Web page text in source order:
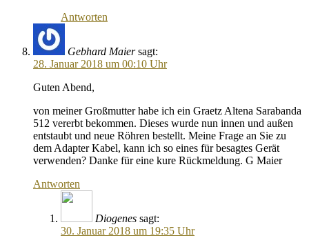
Antworten
Gebhard Maier sagt:
28. Januar 2018 um 00:10 Uhr
Guten Abend,
von meiner Großmutter habe ich ein Graetz Altena Sarabanda
512 vererbt bekommen. Dieses wurde nun innen und außen
entstaubt und neue Röhren bestellt. Meine Frage an Sie zu
dem Adapter Kabel, kann ich so eines für besagtes Gerät
verwenden? Danke für eine kure Rückmeldung. G Maier
Antworten
Diogenes sagt:
30. Januar 2018 um 19:35 Uhr